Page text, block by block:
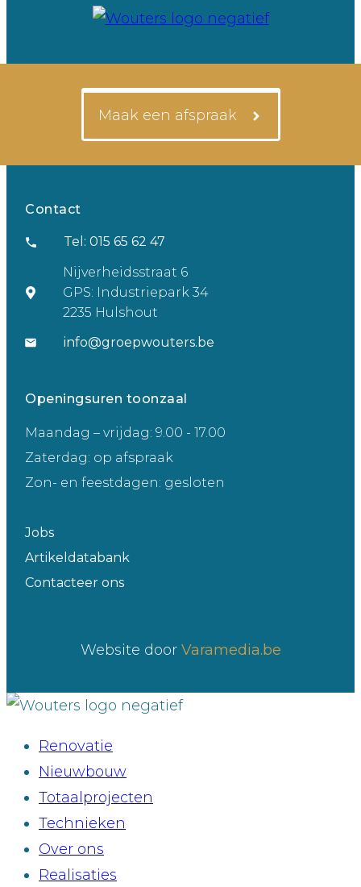
Maak een afspraak
Contact
Tel: 015 65 62 47
Nijverheidsstraat 6
GPS: Industriepark 34
2235 Hulshout
info@groepwouters.be
Openingsuren toonzaal
Maandag – vrijdag: 9.00 - 17.00
Zaterdag: op afspraak
Zon- en feestdagen: gesloten
Jobs
Artikeldatabank
Contacteer ons
Website door Varamedia.be
Renovatie
Nieuwbouw
Totaalprojecten
Technieken
Over ons
Realisaties